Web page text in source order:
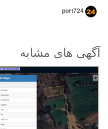
port724
آگهی های مشابه